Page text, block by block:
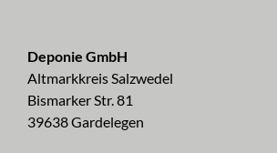
Deponie GmbH
Altmarkkreis Salzwedel
Bismarker Str. 81
39638 Gardelegen